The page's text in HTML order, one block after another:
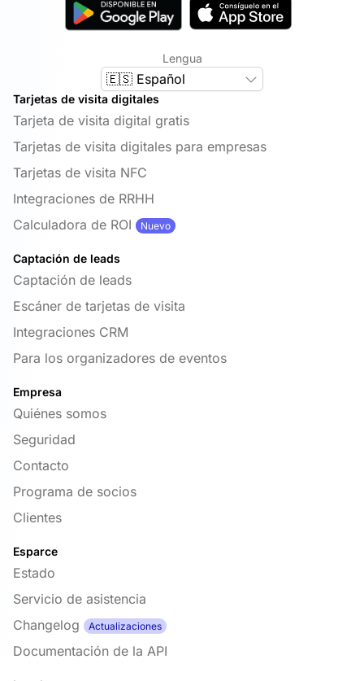
Lengua
🇪🇸 Español
Tarjetas de visita digitales
Tarjeta de visita digital gratis
Tarjetas de visita digitales para empresas
Tarjetas de visita NFC
Integraciones de RRHH
Calculadora de ROI
Nuevo
Captación de leads
Captación de leads
Escáner de tarjetas de visita
Integraciones CRM
Para los organizadores de eventos
Empresa
Quiénes somos
Seguridad
Contacto
Programa de socios
Clientes
Esparce
Estado
Servicio de asistencia
Changelog
Actualizaciones
Documentación de la API